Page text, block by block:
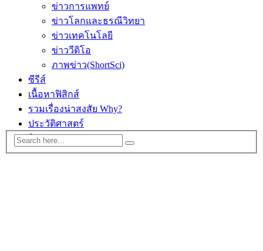
ข่าวการแพทย์
ข่าวโลกและธรณีวิทยา
ข่าวเทคโนโลยี
ข่าววีดิโอ
ภาพข่าว(ShortSci)
ซีรีส์
เนื้อหาฟิสิกส์
รวมเรื่องน่าสงสัย Why?
ประวัติศาสตร์
ติดต่อ